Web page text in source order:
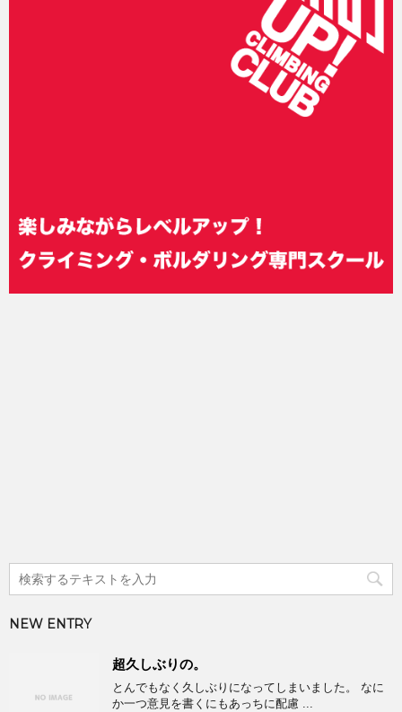
NEW ENTRY
超久しぶりの。
とんでもなく久しぶりになってしまいました。 なに
か一つ意見を書くにもあっちに配慮 ...